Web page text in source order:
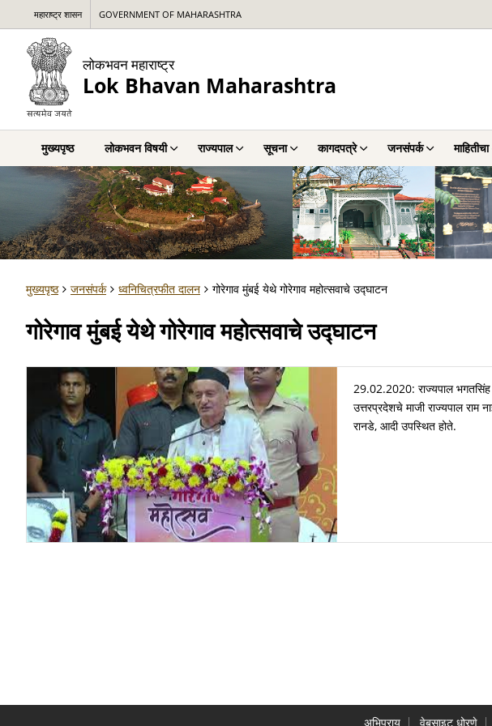
महाराष्ट्र शासन GOVERNMENT OF MAHARASHTRA
लोकभवन महाराष्ट्र
Lok Bhavan Maharashtra
मुख्यपृष्ठ लोकभवन विषयी राज्यपाल सूचना कागदपत्रे जनसंपर्क
मुख्यपृष्ठ जनसंपर्क ध्वनिचित्रफीत दालन गोरेगाव मुंबई येथे गोरेगाव महोत्सवाचे उद्घाटन
गोरेगाव मुंबई येथे गोरेगाव महोत्सवाचे उद्घाटन
29.02.2020: राज्यपाल भगतसिंह
उत्तरप्रदेशचे माजी राज्यपाल राम
रानडे, आदी उपस्थित होते.
अभिप्राय वेबसाइट धोरणे